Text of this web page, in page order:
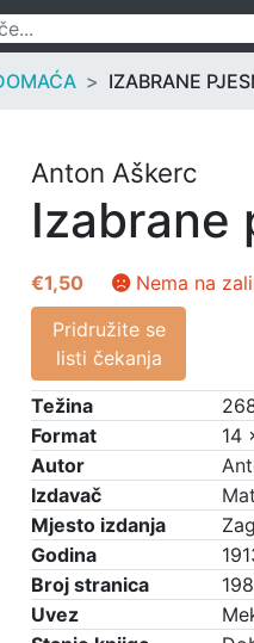
IZABRANE
Anton Aškerc
Izabrane
€1,50
Nema na
Pridružite se
listi čekanja
Težina
Format
14
Autor
Izdavač
Mjesto izdanja
Godina
Broj stranica
198
Uvez